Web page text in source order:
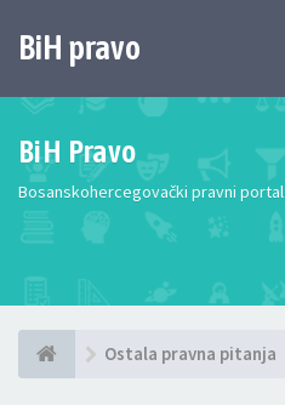
BiH pravo
BiH Pravo
Bosanskohercegovački pravni portal
Ostala pravna pitanja